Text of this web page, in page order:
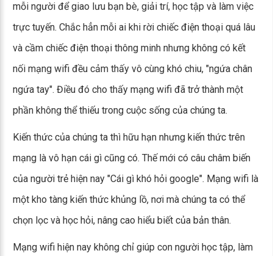
mỗi người để giao lưu bạn bè, giải trí, học tập và làm việc
trực tuyến. Chắc hẳn mỗi ai khi rời chiếc điện thoại quá lâu
và cầm chiếc điện thoại thông minh nhưng không có kết
nối mạng wifi đều cảm thấy vô cùng khó chiu, "ngứa chân
ngứa tay". Điều đó cho thấy mạng wifi đã trở thành một
phần không thể thiếu trong cuộc sống của chúng ta.
Kiến thức của chúng ta thì hữu hạn nhưng kiến thức trên
mạng là vô hạn cái gì cũng có. Thế mới có câu châm biến
của người trẻ hiện nay "Cái gì khó hỏi google". Mạng wifi là
một kho tàng kiến thức khủng lồ, nơi mà chúng ta có thể
chọn lọc và học hỏi, nâng cao hiểu biết của bản thân.
Mạng wifi hiện nay không chỉ giúp con người học tập, làm